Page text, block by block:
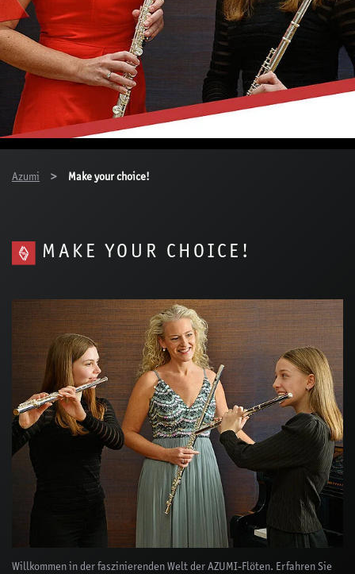
Azumi
Make your choice!
MAKE YOUR CHOICE!
Willkommen in der faszinierenden Welt der AZUMI-Flöten. Erfahren Sie